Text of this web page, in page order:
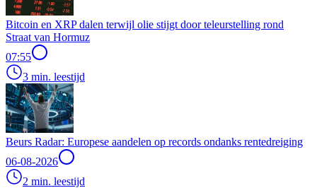
Bitcoin en XRP dalen terwijl olie stijgt door teleurstelling rond
Straat van Hormuz
07:55
3 min. leestijd
Beurs Radar: Europese aandelen op records ondanks rentedreiging
06-08-2026
2 min. leestijd